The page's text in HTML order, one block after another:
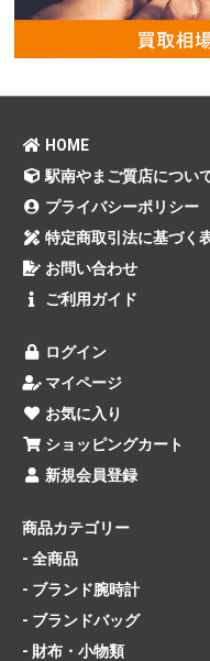
HOME
駅南やまご質店につい
プライバシーポリシー
特定商取引法に基づく
お問い合わせ
ご利用ガイド
ログイン
マイページ
お気に入り
ショッピングカート
新規会員登録
商品カテゴリー
- 全商品
- ブランド腕時計
- ブランドバッグ
- 財布・小物類